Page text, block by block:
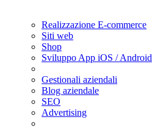
Realizzazione E-commerce
Siti web
Shop
Sviluppo App iOS / Android
Gestionali aziendali
Blog aziendale
SEO
Advertising